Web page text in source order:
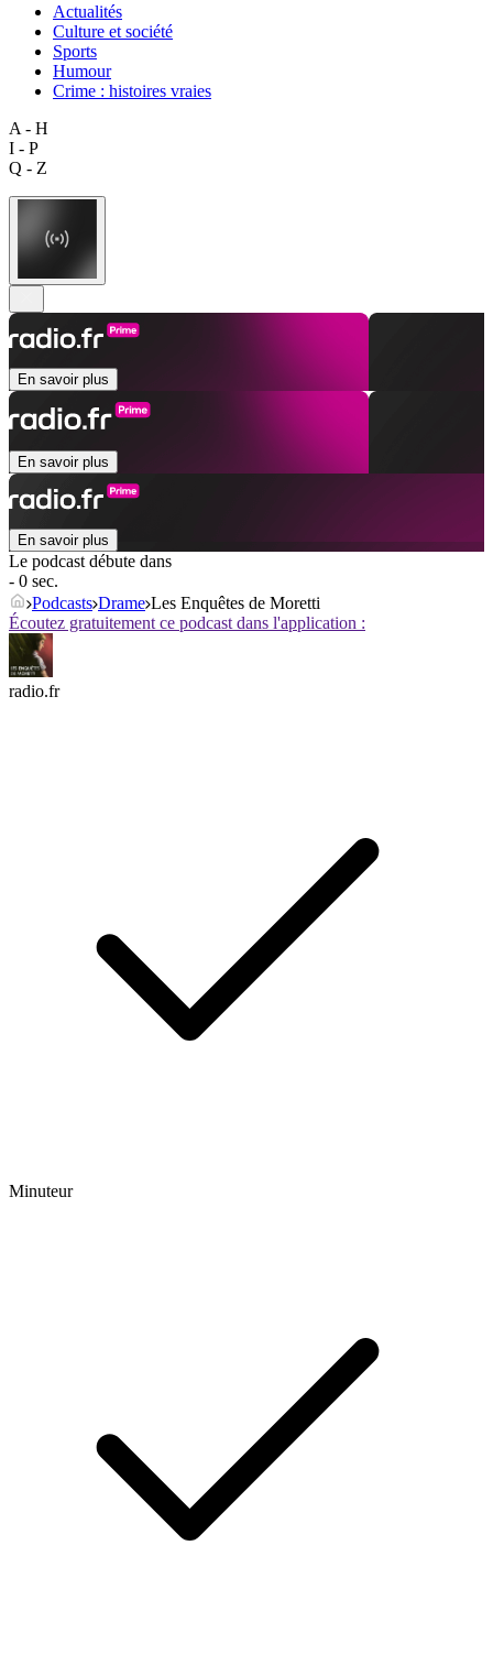
Actualités
Culture et société
Sports
Humour
Crime : histoires vraies
A - H
I - P
Q - Z
En savoir plus
En savoir plus
En savoir plus
Le podcast débute dans
- 0 sec.
Podcasts Drame Les Enquêtes de Moretti
Écoutez gratuitement ce podcast dans l'application :
radio.fr
Minuteur